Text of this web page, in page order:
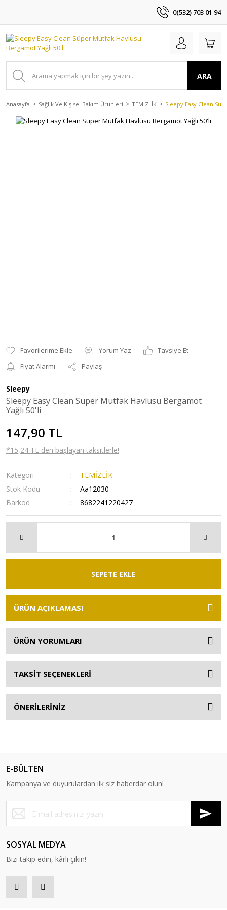
0(532) 703 01 94
ARA
Anasayfa Sağlık Ve Kişisel Bakım Ürünleri TEMİZLİK Sleepy Easy Clean
Yorum Yaz
Tavsiye Et
Fiyat Alarmı
Paylaş
Sleepy
Sleepy Easy Clean Süper Mutfak Havlusu Bergamot
Yağlı 50'li
147,90 TL
*15,24 TL den başlayan taksitlerle!
Kategori
TEMİZLİK
Stok Kodu
Aa12030
Barkod
8682241220427
SEPETE EKLE
ÜRÜN AÇIKLAMASI
ÜRÜN YORUMLARI
TAKSİT SEÇENEKLERİ
ÖNERİLERİNİZ
E-BÜLTEN
Kampanya ve duyurulardan ilk siz haberdar olun!
SOSYAL MEDYA
Bizi takip edin, kârlı çıkın!